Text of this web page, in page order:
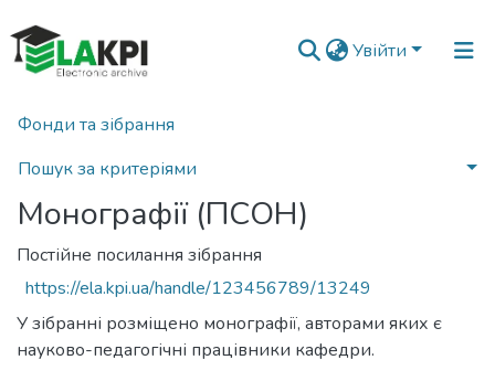
Увійти
Фонди та зібрання
Пошук за критеріями
Статистика
Головна
Монографії (ПСОН)
Постійне посилання зібрання
https://ela.kpi.ua/handle/123456789/13249
У зібранні розміщено монографії, авторами яких є
науково-педагогічні працівники кафедри.